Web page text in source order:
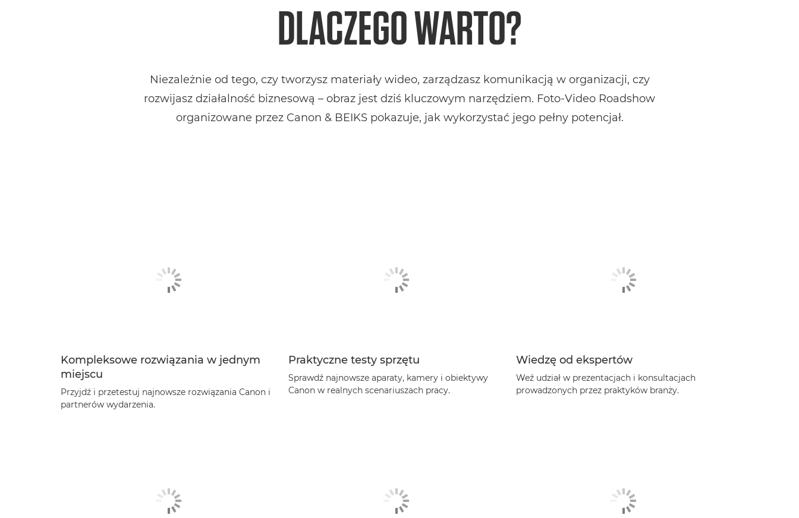
DLACZEGO WARTO?
Niezależnie od tego, czy tworzysz materiały wideo, zarządzasz komunikacją w organizacji, czy
rozwijasz działalność biznesową – obraz jest dziś kluczowym narzędziem. Foto-Video Roadshow
organizowane przez Canon & BEIKS pokazuje, jak wykorzystać jego pełny potencjał.
Kompleksowe rozwiązania w jednym
miejscu
Przyjdź i przetestuj najnowsze rozwiązania Canon i
partnerów wydarzenia.
Praktyczne testy sprzętu
Sprawdź najnowsze aparaty, kamery i obiektywy
Canon w realnych scenariuszach pracy.
Wiedzę od ekspertów
Weź udział w prezentacjach i konsultacjach
prowadzonych przez praktyków branży.